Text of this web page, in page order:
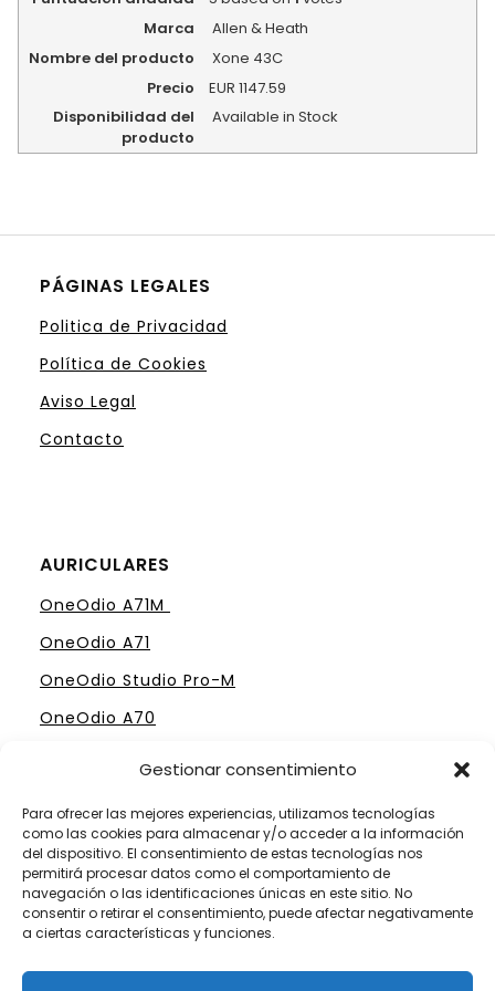
Gestionar consentimiento
Para ofrecer las mejores experiencias, utilizamos tecnologías
como las cookies para almacenar y/o acceder a la información
del dispositivo. El consentimiento de estas tecnologías nos
permitirá procesar datos como el comportamiento de
navegación o las identificaciones únicas en este sitio. No
consentir o retirar el consentimiento, puede afectar negativamente
a ciertas características y funciones.
Marca
Allen & Heath
Nombre del producto
Xone 43C
Precio
EUR 1147.59
Disponibilidad del
producto
Available in Stock
PÁGINAS LEGALES
Politica de Privacidad
Política de Cookies
Aviso Legal
Contacto
AURICULARES
OneOdio A71M
OneOdio A71
OneOdio Studio Pro-M
OneOdio A70
ELIGE TU MESA DE MEZCLAS PERFECTA
Mesas Profesionales Hercules
Mesas más Caras de Pioneer